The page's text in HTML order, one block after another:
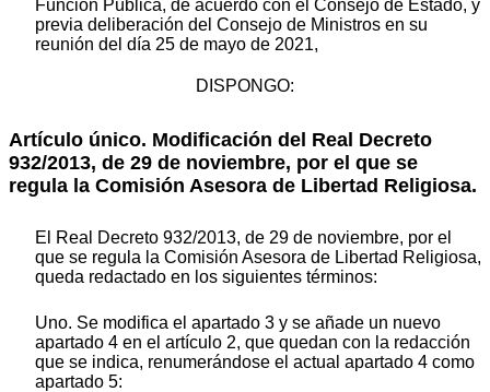
Función Pública, de acuerdo con el Consejo de Estado, y
previa deliberación del Consejo de Ministros en su
reunión del día 25 de mayo de 2021,
DISPONGO:
Artículo único. Modificación del Real Decreto
932/2013, de 29 de noviembre, por el que se
regula la Comisión Asesora de Libertad Religiosa.
El Real Decreto 932/2013, de 29 de noviembre, por el
que se regula la Comisión Asesora de Libertad Religiosa,
queda redactado en los siguientes términos:
Uno. Se modifica el apartado 3 y se añade un nuevo
apartado 4 en el artículo 2, que quedan con la redacción
que se indica, renumerándose el actual apartado 4 como
apartado 5: